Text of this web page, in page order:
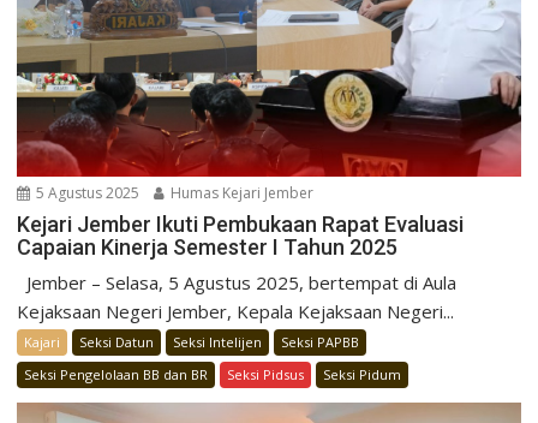
5 Agustus 2025 Humas Kejari Jember
Kejari Jember Ikuti Pembukaan Rapat Evaluasi
Capaian Kinerja Semester I Tahun 2025
Jember – Selasa, 5 Agustus 2025, bertempat di Aula
Kejaksaan Negeri Jember, Kepala Kejaksaan Negeri...
Kajari Seksi Datun Seksi Intelijen
Seksi PAPBB
Seksi Pengelolaan BB dan BR
Seksi Pidsus Seksi Pidum